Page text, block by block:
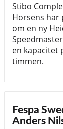
Stibo
Horsens har
om en ny
Speedmaster
en kapacitet
timmen.
Fespa
Anders